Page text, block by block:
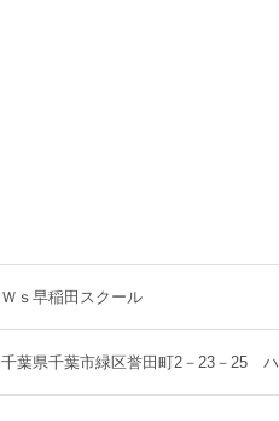
Ｗｓ早稲田スクール
千葉県千葉市緑区誉田町2－23－25